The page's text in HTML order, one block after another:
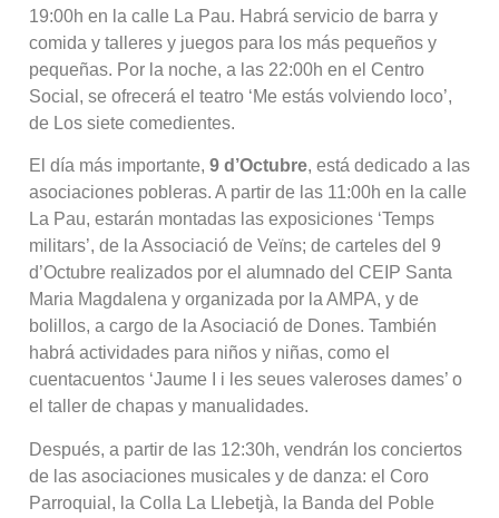
19:00h en la calle La Pau. Habrá servicio de barra y
comida y talleres y juegos para los más pequeños y
pequeñas. Por la noche, a las 22:00h en el Centro
Social, se ofrecerá el teatro ‘Me estás volviendo loco’,
de Los siete comedientes.
El día más importante, 9 d’Octubre, está dedicado a las
asociaciones pobleras. A partir de las 11:00h en la calle
La Pau, estarán montadas las exposiciones ‘Temps
militars’, de la Associació de Veïns; de carteles del 9
d’Octubre realizados por el alumnado del CEIP Santa
Maria Magdalena y organizada por la AMPA, y de
bolillos, a cargo de la Asociació de Dones. También
habrá actividades para niños y niñas, como el
cuentacuentos ‘Jaume I i les seues valeroses dames’ o
el taller de chapas y manualidades.
Después, a partir de las 12:30h, vendrán los conciertos
de las asociaciones musicales y de danza: el Coro
Parroquial, la Colla La Llebetjà, la Banda del Poble